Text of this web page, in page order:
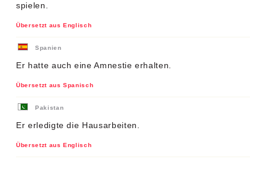
spielen.
Übersetzt aus Englisch
Spanien
Er hatte auch eine Amnestie erhalten.
Übersetzt aus Spanisch
Pakistan
Er erledigte die Hausarbeiten.
Übersetzt aus Englisch